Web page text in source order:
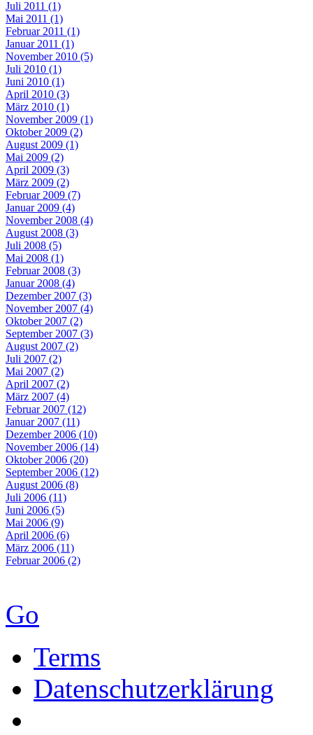
Juli 2011 (1)
Mai 2011 (1)
Februar 2011 (1)
Januar 2011 (1)
November 2010 (5)
Juli 2010 (1)
Juni 2010 (1)
April 2010 (3)
März 2010 (1)
November 2009 (1)
Oktober 2009 (2)
August 2009 (1)
Mai 2009 (2)
April 2009 (3)
März 2009 (2)
Februar 2009 (7)
Januar 2009 (4)
November 2008 (4)
August 2008 (3)
Juli 2008 (5)
Mai 2008 (1)
Februar 2008 (3)
Januar 2008 (4)
Dezember 2007 (3)
November 2007 (4)
Oktober 2007 (2)
September 2007 (3)
August 2007 (2)
Juli 2007 (2)
Mai 2007 (2)
April 2007 (2)
März 2007 (4)
Februar 2007 (12)
Januar 2007 (11)
Dezember 2006 (10)
November 2006 (14)
Oktober 2006 (20)
September 2006 (12)
August 2006 (8)
Juli 2006 (11)
Juni 2006 (5)
Mai 2006 (9)
April 2006 (6)
März 2006 (11)
Februar 2006 (2)
Go
Terms
Datenschutzerklärung